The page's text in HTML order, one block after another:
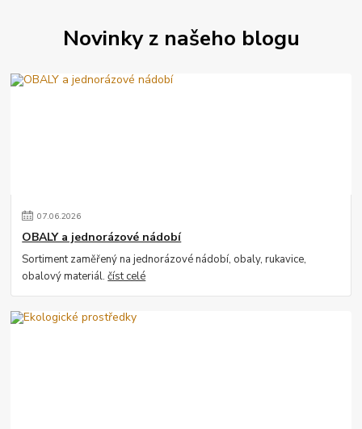
Novinky z našeho blogu
07.06.2026
OBALY a jednorázové nádobí
Sortiment zaměřený na jednorázové nádobí, obaly, rukavice,
obalový materiál.číst celé